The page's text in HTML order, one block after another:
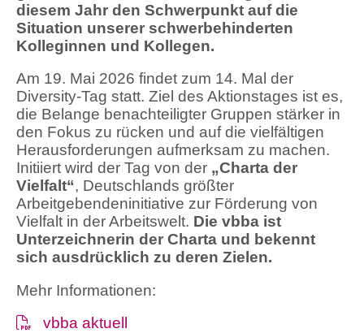
diesem Jahr den Schwerpunkt auf die
Situation unserer schwerbehinderten
Kolleginnen und Kollegen.
Am 19. Mai 2026 findet zum 14. Mal der
Diversity-Tag statt. Ziel des Aktionstages ist es,
die Belange benachteiligter Gruppen stärker in
den Fokus zu rücken und auf die vielfältigen
Herausforderungen aufmerksam zu machen.
Initiiert wird der Tag von der „Charta der
Vielfalt“, Deutschlands größter
Arbeitgebendeninitiative zur Förderung von
Vielfalt in der Arbeitswelt. Die vbba ist
Unterzeichnerin der Charta und bekennt
sich ausdrücklich zu deren Zielen.
Mehr Informationen:
vbba aktuell